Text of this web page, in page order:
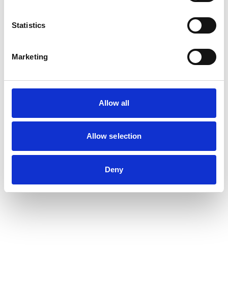
Statistics
Marketing
Allow all
Allow selection
Deny